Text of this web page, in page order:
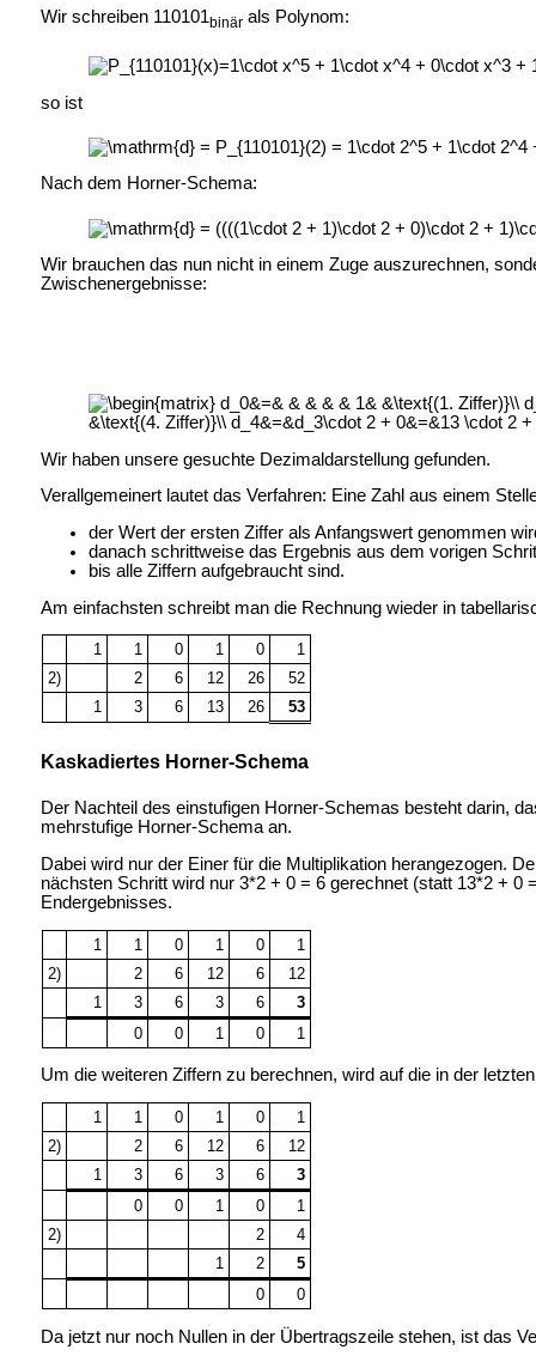
Wir schreiben 110101binärals Polynom:
so ist
Nach dem Horner-Schema:
Wir brauchen das nun nicht in einem Zuge auszurechnen,
Zwischenergebnisse:
Wir haben unsere gesuchte Dezimaldarstellung gefunden.
Verallgemeinert lautet das Verfahren: Eine Zahl aus einem
der Wert der ersten Ziffer als Anfangswert genommen
danach schrittweise das Ergebnis aus dem vorigen
bis alle Ziffern aufgebraucht sind.
Am einfachsten schreibt man die Rechnung wieder in
1 1 0 1 0
1
2)
2 6 12 26
52
1
3 6 13 26 53
Kaskadiertes Horner-Schema
Der Nachteil des einstufigen Horner-Schemas besteht darin,
mehrstufige Horner-Schema an.
Dabei wird nur der Einer für die Multiplikation herangezogen.
nächsten Schritt wird nur 3*2 + 0 = 6 gerechnet (statt 13*2 +
Endergebnisses.
1 1 0 1 0
1
2)
2 6 12 6
12
1
3 6 3 6
3
0
0 1 0 1
Um die weiteren Ziffern zu berechnen, wird auf die in der
1 1 0 1 0
1
2)
2 6 12 6
12
1
3 6 3 6
3
0
0 1 0
1
2)
2
4
1
2
5
0
0
Da jetzt nur noch Nullen in der Übertragszeile stehen, ist das